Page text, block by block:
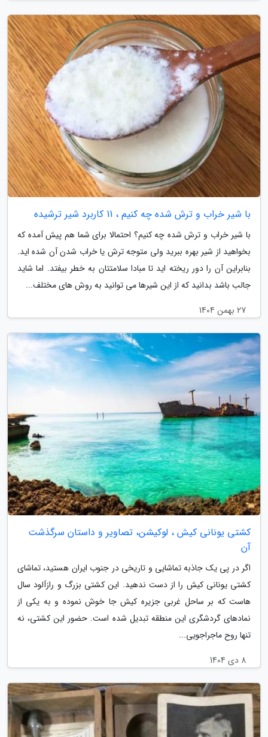
با شیر خراب و ترش شده چه کنیم ، 11 کاربرد شیر ترشیده
با شیر خراب و ترش شده چه کنیم؟ احتمالا برای شما هم پیش آمده که
بخواهید از شیر بهره ببرید ولی متوجه ترش یا خراب شدن آن شده اید.
بنابراین آن را دور ریخته اید تا مبادا سلامتتان به خطر بیفتد. اما شاید
جالب باشد بدانید که از این شیرها می توانید به روش های مختلف...
27 بهمن 1404
کشتی یونانی کیش ، لوکیشن، تصاویر و داستان سرگذشت
آن
اگر در پی یک جاذبه تماشایی و تاریخی در جنوب ایران هستید، تماشای
کشتی یونانی کیش را از دست ندهید. این کشتی بزرگ و رازآلود سال
هاست که بر ساحل غربی جزیره کیش جا خوش نموده و به یکی از
نمادهای گردشگری این منطقه تبدیل شده است. حضور این کشتی، نه
تنها روح ماجراجویی...
8 دی 1404